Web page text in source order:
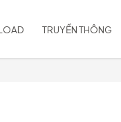
TRUYỀN THÔNG